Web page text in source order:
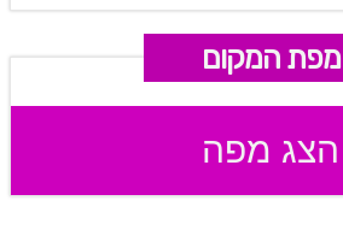
מפת המקום
הצג מפה